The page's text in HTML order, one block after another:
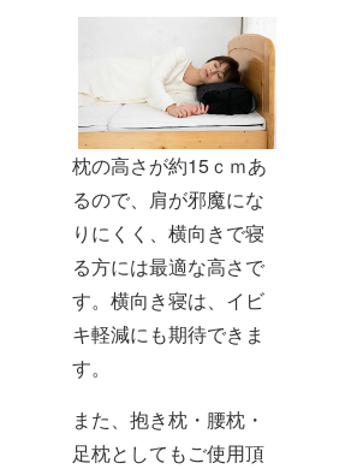
枕の高さが約15ｃｍあ
るので、肩が邪魔にな
りにくく、横向きで寝
る方には最適な高さで
す。横向き寝は、イビ
キ軽減にも期待できま
す。
また、抱き枕・腰枕・
足枕としてもご使用頂